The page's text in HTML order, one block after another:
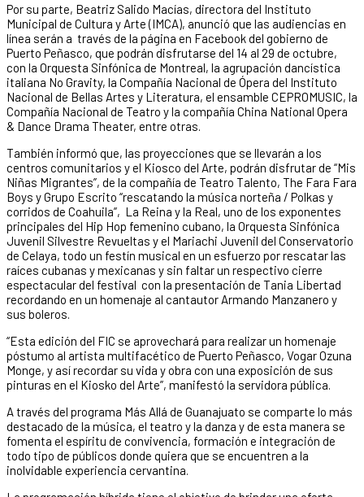
Por su parte, Beatriz Salido Macías, directora del Instituto
Municipal de Cultura y Arte (IMCA), anunció que las audiencias en
línea serán a través de la página en Facebook del gobierno de
Puerto Peñasco, que podrán disfrutarse del 14 al 29 de octubre,
con la Orquesta Sinfónica de Montreal, la agrupación dancística
italiana No Gravity, la Compañía Nacional de Ópera del Instituto
Nacional de Bellas Artes y Literatura, el ensamble CEPROMUSIC, la
Compañía Nacional de Teatro y la compañía China National Opera
& Dance Drama Theater, entre otras.
También informó que, las proyecciones que se llevarán a los
centros comunitarios y el Kiosco del Arte, podrán disfrutar de “Mis
Niñas Migrantes”, de la compañía de Teatro Talento, The Fara Fara
Boys y Grupo Escrito “rescatando la música norteña / Polkas y
corridos de Coahuila”, La Reina y la Real, uno de los exponentes
principales del Hip Hop femenino cubano, la Orquesta Sinfónica
Juvenil Silvestre Revueltas y el Mariachi Juvenil del Conservatorio
de Celaya, todo un festín musical en un esfuerzo por rescatar las
raíces cubanas y mexicanas y sin faltar un respectivo cierre
espectacular del festival con la presentación de Tania Libertad
recordando en un homenaje al cantautor Armando Manzanero y
sus boleros.
“Esta edición del FIC se aprovechará para realizar un homenaje
póstumo al artista multifacético de Puerto Peñasco, Vogar Ozuna
Monge, y así recordar su vida y obra con una exposición de sus
pinturas en el Kiosko del Arte”, manifestó la servidora pública.
A través del programa Más Allá de Guanajuato se comparte lo más
destacado de la música, el teatro y la danza y de esta manera se
fomenta el espíritu de convivencia, formación e integración de
todo tipo de públicos donde quiera que se encuentren a la
inolvidable experiencia cervantina.